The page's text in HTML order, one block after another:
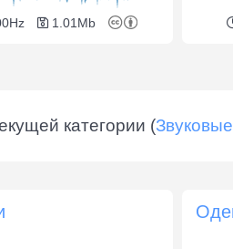
1.01Mb
категории (